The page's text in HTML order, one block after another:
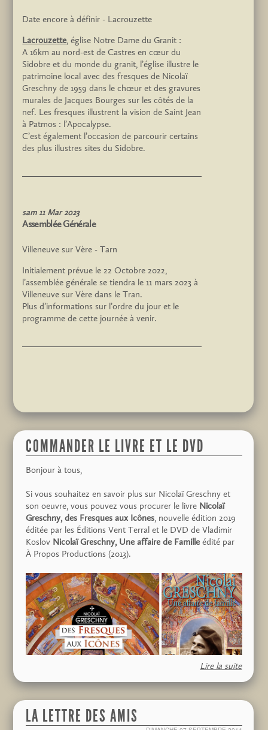
Date encore à définir - Lacrouzette
Lacrouzette, église Notre Dame du Granit :
A 16km au nord-est de Castres en cœur du
Sidobre et du monde du granit, l’église illustre le
patrimoine local avec des fresques de Nicolaï
Greschny de 1959 dans le chœur et des gravures
murales de Jacques Bourges sur les côtés de la
nef. Les fresques illustrent la vision de Saint Jean
à Patmos : l’Apocalypse.
C’est également l’occasion de parcourir certains
des plus illustres sites du Sidobre.
sam 11 Mar 2023
Assemblée Générale
Villeneuve sur Vère - Tarn
Initialement prévue le 22 Octobre 2022,
l’assemblée générale se tiendra le 11 mars 2023 à
Villeneuve sur Vère dans le Tran.
Plus d’informations sur l’ordre du jour et le
programme de cette journée à venir.
COMMANDER LE LIVRE ET LE DVD
Bonjour à tous,
Si vous souhaitez en savoir plus sur Nicolaï Greschny et
son oeuvre, vous pouvez vous procurer le livre Nicolaï
Greschny, des Fresques aux Icônes, nouvelle édition 2019
éditée par les Éditions Vent Terral et le DVD de Vladimir
Koslov Nicolaï Greschny, Une affaire de Familleédité par
À Propos Productions (2013).
Pour le livre, vous pouvez le commander directement sur
Lire la suite
LA LETTRE DES AMIS